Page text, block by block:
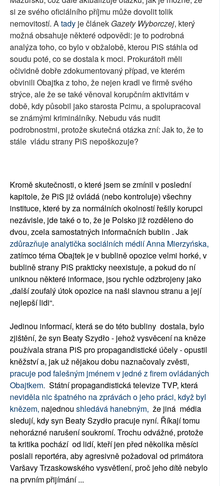
si ze svého oficiálního příjmu může dovolit tolik
nemovitostí. Atady je článek Gazety Wyborczej, který
možná obsahuje některé odpovědi: je to podrobná
analýza toho, co bylo v obžalobě, kterou PiS stáhla od
soudu poté, co se dostala k moci. Prokurátoři měli
očividně dobře zdokumentovaný případ, ve kterém
obvinili Obajtka z toho, že nejen kradl ve firmě svého
strýce, ale že se také věnoval korupčním aktivitám v
době, kdy působil jako starosta Pcimu, a spolupracoval
se známými kriminálníky. Nebudu vás nudit
podrobnostmi, protože skutečná otázka zní: Jak to, že to
stále vládu strany PiS nepoškozuje?
Kromě skutečnosti, o které jsem se zmínil v poslední
kapitole, že PiS již ovládá (nebo kontroluje) všechny
instituce, které by za normálních okolností řešily korupci
nezávisle, jde také o to, že je Polsko již rozděleno do
dvou, zcela samostatných informačních bublin . Jak
zdůrazňuje analytička sociálních médií Anna Mierzyńska,
zatímco téma Obajtek je v bublině opozice velmi horké, v
bublině strany PiS prakticky neexistuje, a pokud do ní
uniknou některé informace, jsou rychle odzbrojeny jako
„další zoufalý útok opozice na naši slavnou stranu a její
nejlepší lidi“.
Jedinou informací, která se do této bubliny dostala, bylo
zjištění, že syn Beaty Szydło - jehož vysvěcení na kněze
používala strana PiS pro propagandistické účely - opustil
kněžství a, jak už nějakou dobu naznačovaly zvěsti,
pracuje pod falešným jménem v jedné z firem ovládaných
Obajtkem. Státní propagandistická televize TVP, která
neviděla nic špatného na zprávách o jeho práci, když byl
knězem, najednou shledává hanebným, že jiná média
sledují, kdy syn Beaty Szydło pracuje nyní. Říkají tomu
nehorázné narušení soukromí. Trochu odvážné, protože
ta kritika pochází od lidí, kteří jen před několika měsíci
poslali reportéra, aby agresivně požadoval od primátora
Varšavy Trzaskowského vysvětlení, proč jeho dítě nebylo
na prvním přijímání ...